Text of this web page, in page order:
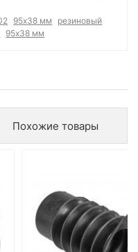
95х38 мм
резиновый
95x38 мм
Похожие товары